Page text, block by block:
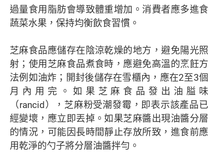
過量食用脂肪會導致體重增加。消費者應多進食
蔬菜水果，保持均衡飲食習慣。
芝麻食品應儲存在陰涼乾燥的地方，避免陽光照
射；使用芝麻食品煮食時，應避免高溫的烹飪方
法例如油炸；開封後儲存在雪櫃內，應在2至3個
月內用完。如果芝麻食品發出油膉味
（rancid），芝麻粉受潮發霉，即表示該產品已
經變壞，應立即丟掉。如果芝麻醬出現油醬分層
的情況，可能因長時間靜止存放所致，進食前應
用乾淨的勺子將分層油醬拌勻。